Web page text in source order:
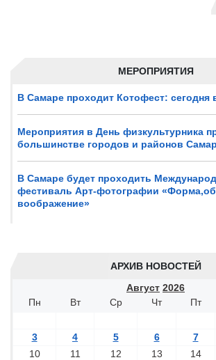
МЕРОПРИЯТИЯ
В Самаре проходит Котофест: сегодня
Мероприятия в День физкультурника
большинстве городов и районов
В Самаре будет проходить
фестиваль Арт-фотографии
воображение»
АРХИВ НОВОСТЕЙ
Август 2026
Пн
Вт Ср Чт Пт
3
4 5 6 7
10
11 12 13 14